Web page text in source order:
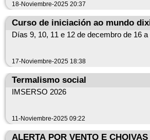
18-Noviembre-2025 20:37
Curso de iniciación ao mundo
Días 9, 10, 11 e 12 de decembro de
17-Noviembre-2025 18:38
Termalismo social
IMSERSO 2026
11-Noviembre-2025 09:22
ALERTA POR VENTO E CHOIVAS